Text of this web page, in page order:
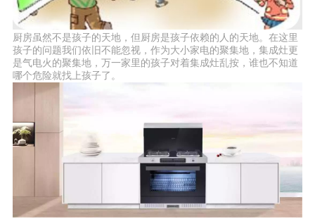
厨房虽然不是孩子的天地，但厨房是孩子依赖的人的天地。在这里
孩子的问题我们依旧不能忽视，作为大小家电的聚集地，集成灶更
是气电火的聚集地，万一家里的孩子对着集成灶乱按，谁也不知道
哪个危险就找上孩子了。